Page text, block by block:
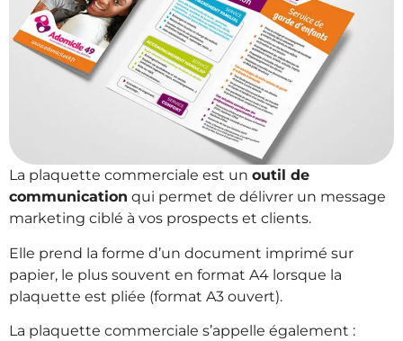
La plaquette commerciale est un outil de
communication qui permet de délivrer un message
marketing ciblé à vos prospects et clients.
Elle prend la forme d’un document imprimé sur
papier, le plus souvent en format A4 lorsque la
plaquette est pliée (format A3 ouvert).
La plaquette commerciale s’appelle également :